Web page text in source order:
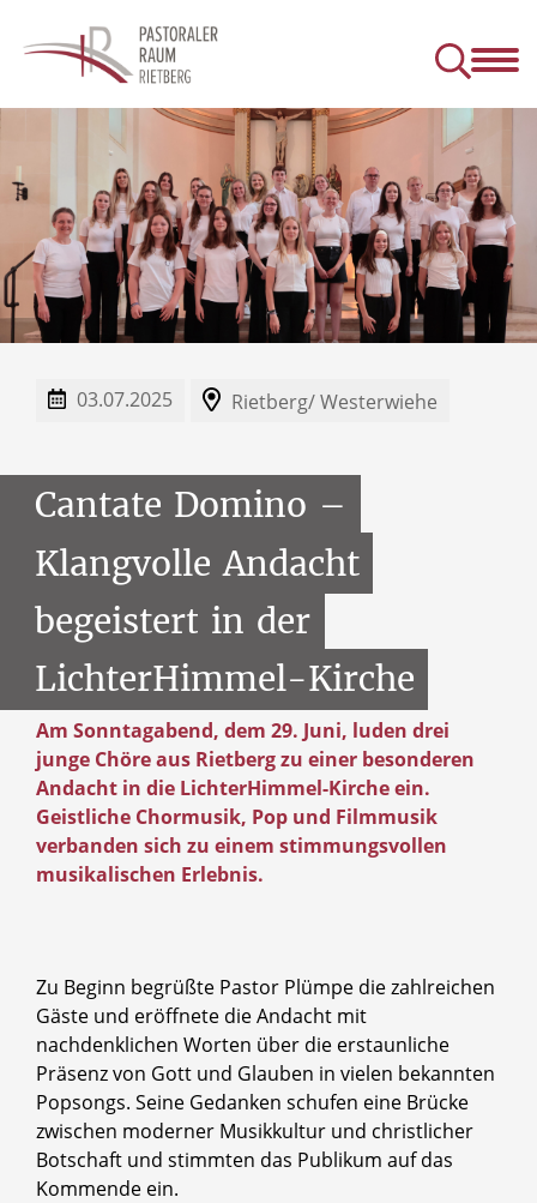
03.07.2025 Rietberg/ Westerwiehe
Cantate Domino –
Klangvolle Andacht
begeistert in der
LichterHimmel-Kirche
Am Sonntagabend, dem 29. Juni, luden drei
junge Chöre aus Rietberg zu einer besonderen
Andacht in die LichterHimmel-Kirche ein.
Geistliche Chormusik, Pop und Filmmusik
verbanden sich zu einem stimmungsvollen
musikalischen Erlebnis.
Zu Beginn begrüßte Pastor Plümpe die zahlreichen
Gäste und eröffnete die Andacht mit
nachdenklichen Worten über die erstaunliche
Präsenz von Gott und Glauben in vielen bekannten
Popsongs. Seine Gedanken schufen eine Brücke
zwischen moderner Musikkultur und christlicher
Botschaft und stimmten das Publikum auf das
Kommende ein.